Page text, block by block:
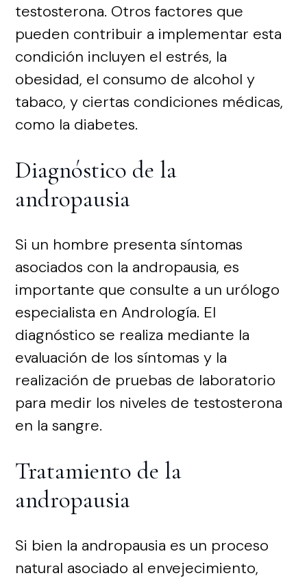
testosterona. Otros factores que
pueden contribuir a implementar esta
condición incluyen el estrés, la
obesidad, el consumo de alcohol y
tabaco, y ciertas condiciones médicas,
como la diabetes.
Diagnóstico de la
andropausia
Si un hombre presenta síntomas
asociados con la andropausia, es
importante que consulte a un urólogo
especialista en Andrología. El
diagnóstico se realiza mediante la
evaluación de los síntomas y la
realización de pruebas de laboratorio
para medir los niveles de testosterona
en la sangre.
Tratamiento de la
andropausia
Si bien la andropausia es un proceso
natural asociado al envejecimiento,